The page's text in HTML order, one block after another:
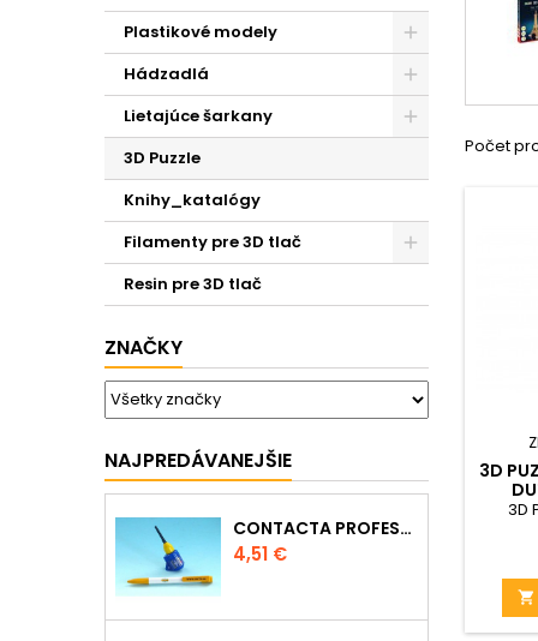
Plastikové modely
Hádzadlá
Lietajúce šarkany
3D Puzzle
Knihy_katalógy
Filamenty pre 3D tlač
Resin pre 3D tlač
ZNAČKY
NAJPREDÁVANEJŠIE
CONTACTA PROFESSIONAL MINI 39608 - 12,5G
Cena
4,51 €
Počet
3D
3D
